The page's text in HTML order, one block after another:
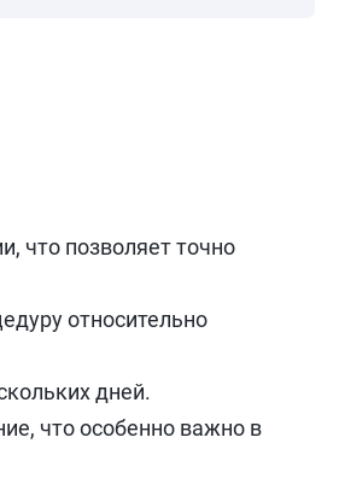
что позволяет точно
относительно
дней.
что особенно важно в